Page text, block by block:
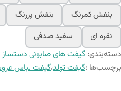
بنفش کمرنگ
بنفش پررنگ
نقره ای
سفید صدفی
دسته‌بندی: گیفت های صابونی دستساز
برچسب‌ها :گیفت تولد،گیفت لباس